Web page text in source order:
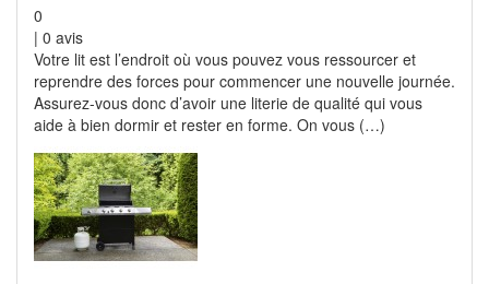
0
| 0 avis
Votre lit est l’endroit où vous pouvez vous ressourcer et
reprendre des forces pour commencer une nouvelle journée.
Assurez-vous donc d’avoir une literie de qualité qui vous
aide à bien dormir et rester en forme. On vous (…)